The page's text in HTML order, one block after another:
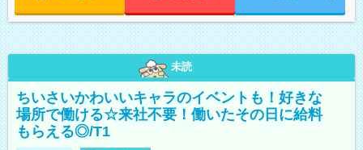
未読
ちいさいかわいいキャラのイベントも！好きな
場所で働ける☆来社不要！働いたその日に給料
もらえる◎/T1